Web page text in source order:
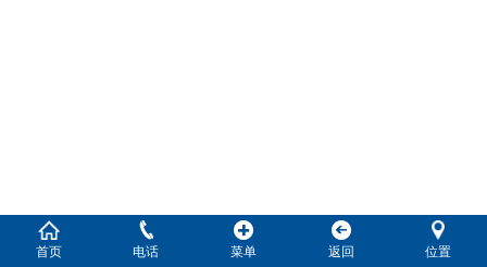
首页 电话 菜单 返回 位置